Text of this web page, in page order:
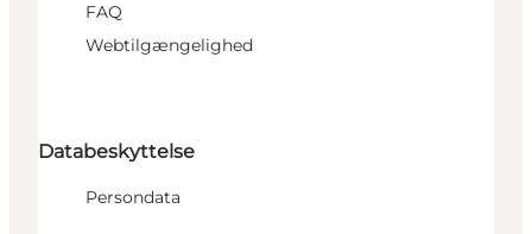
FAQ
Webtilgængelighed
Databeskyttelse
Persondata